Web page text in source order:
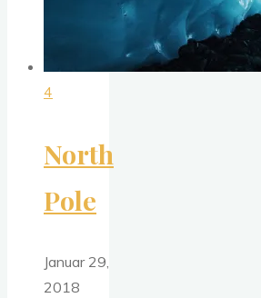
4
North
Pole
Januar 29,
2018